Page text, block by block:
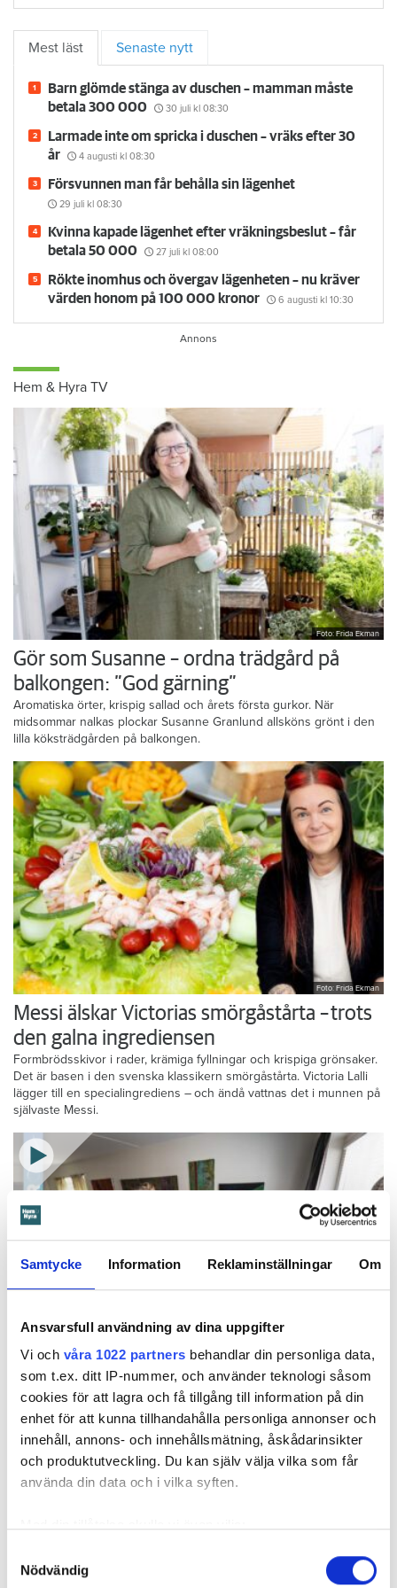
Samtycke Information Reklaminställningar Om
Ansvarsfull användning av dina uppgifter
Vi och våra 1022 partners behandlar din personliga data,
som t.ex. ditt IP-nummer, och använder teknologi såsom
cookies för att lagra och få tillgång till information på din
enhet för att kunna tillhandahålla personliga annonser och
innehåll, annons- och innehållsmätning, åskådarinsikter
och produktutveckling. Du kan själv välja vilka som får
använda din data och i vilka syften.
som kan ha en noggrannhet på upp till flera meter
Nödvändig
Mest läst Senaste nytt
Barn glömde stänga av duschen – mamman måste
betala 300 000
30 juli kl 08:30
Larmade inte om spricka i duschen – vräks efter 30
år
4 augusti kl 08:30
Försvunnen man får behålla sin lägenhet
29 juli kl 08:30
Kvinna kapade lägenhet efter vräkningsbeslut – får
betala 50 000
27 juli kl 08:00
Rökte inomhus och övergav lägenheten – nu kräver
värden honom på 100 000 kronor
6 augusti kl 10:30
Hem & Hyra TV
Foto: Frida Ekman
Gör som Susanne – ordna trädgård på
balkongen: ”God gärning”
Aromatiska örter, krispig sallad och årets första gurkor. När
midsommar nalkas plockar Susanne Granlund allsköns grönt i den
lilla köksträdgården på balkongen.
Foto: Frida Ekman
Messi älskar Victorias smörgåstårta – trots
den galna ingrediensen
Formbrödsskivor i rader, krämiga fyllningar och krispiga grönsaker.
Det är basen i den svenska klassikern smörgåstårta. Victoria Lalli
lägger till en specialingrediens – och ändå vattnas det i munnen på
självaste Messi.
Foto: Tomas Ohlsson
Så sparar du vatten hemma – här är
Kristins bästa tips
Knepen är enkla: ”Det är ingen uppoffring alls från min sida”, säger
Kristin Rydberg.